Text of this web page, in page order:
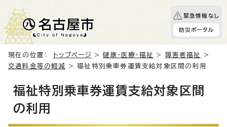
緊急情報なし
防災ポータル
現在の位置： トップページ >健康・医療・福祉 > 障害者福祉
>
交通料金等の軽減
> 福祉特別乗車券運賃支給対象区間の利用
福祉特別乗車券運賃支給対象区間
の利用